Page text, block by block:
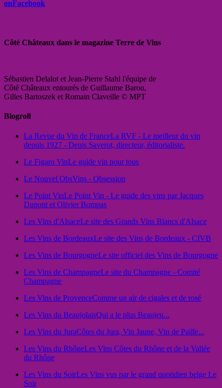
onFacebook
Côté Châteaux dans le magazine Terre de Vins
Sébastien Delalot et Jean-Pierre Stahl l'équipe de
Côté Châteaux entourés de Guillaume Barou,
Gilles Bartoszek et Romain Claveille © MPT
Blogroll
La Revue du Vin de FranceLa RVF - Le meilleur du vin
depuis 1927 - Denis Saverot, directeur, éditorialiste.
Le Figaro VinLe guide vin pour tous
Le Nouvel ObsVins - Obsession
Le Point VinLe Point Vin - Le guide des vins par Jacques
Dupont et Olivier Bompas
Les Vins d'AlsaceLe site des Grands Vins Blancs d'Alsace
Les Vins de BordeauxLe site des Vins de Bordeaux - CIVB
Les Vins de BourgogneLe site officiel des Vins de Bourgogne
Les Vins de ChampagneLe site du Champagne - Comité
Champagne
Les Vins de ProvenceComme un air de cigales et de rosé
Les Vins du BeaujolaisQui a le plus Beaujeu...
Les Vins du JuraCôtes du Jura, Vin Jaune, Vin de Paille...
Les Vins du RhôneLes Vins Côtes du Rhône et de la Vallée
du Rhône
Les Vins du SoirLes Vins vus par le grand quotidien belge Le
Soir